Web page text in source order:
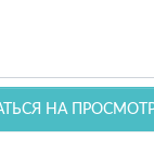
НА